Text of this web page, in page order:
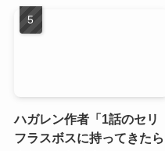
ハガレン作者「1話のセリ
フラスボスに持ってきたら